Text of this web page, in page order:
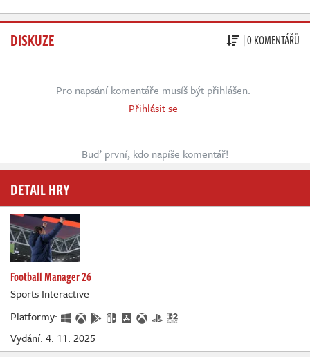
DISKUZE | 0 KOMENTÁŘŮ
Pro napsání komentáře musíš být přihlášen.
Přihlásit se
Buď první, kdo napíše komentář!
DETAIL HRY
Football Manager 26
Sports Interactive
Platformy:
Vydání: 4. 11. 2025